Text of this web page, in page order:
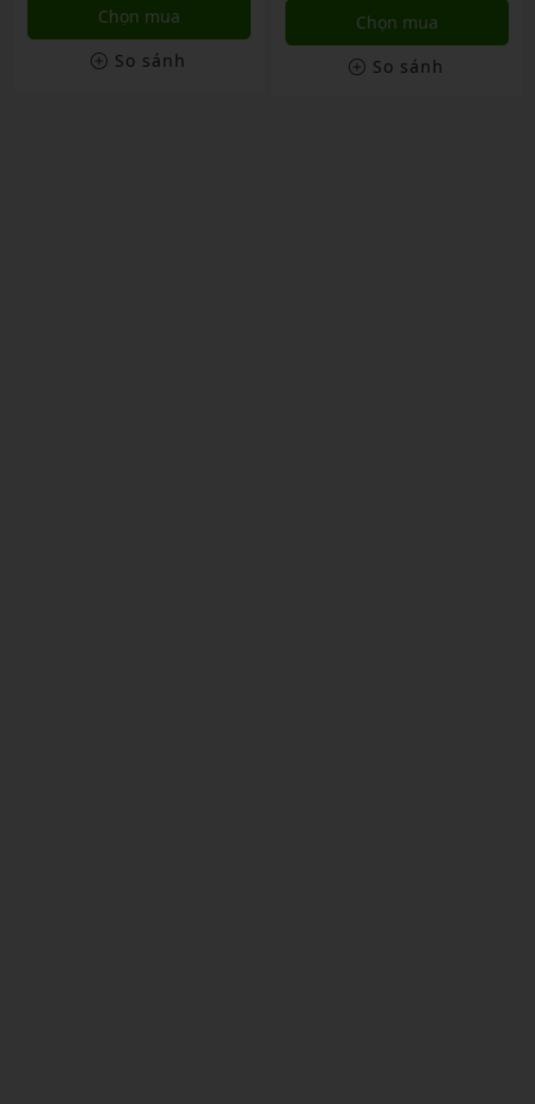
Chọn mua
So sánh
Chọn mua
So sánh